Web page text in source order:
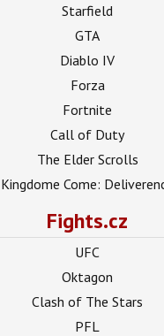
Starfield
GTA
Diablo IV
Forza
Fortnite
Call of Duty
The Elder Scrolls
Kingdome Come:
Fights.cz
UFC
Oktagon
Clash of The Stars
PFL